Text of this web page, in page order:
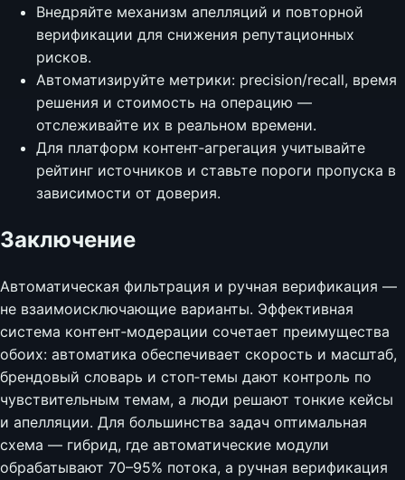
Внедряйте механизм апелляций и повторной
верификации для снижения репутационных
рисков.
Автоматизируйте метрики: precision/recall, время
решения и стоимость на операцию —
отслеживайте их в реальном времени.
Для платформ контент‑агрегация учитывайте
рейтинг источников и ставьте пороги пропуска в
зависимости от доверия.
Заключение
Автоматическая фильтрация и ручная верификация —
не взаимоисключающие варианты. Эффективная
система контент‑модерации сочетает преимущества
обоих: автоматика обеспечивает скорость и масштаб,
брендовый словарь и стоп‑темы дают контроль по
чувствительным темам, а люди решают тонкие кейсы
и апелляции. Для большинства задач оптимальная
схема — гибрид, где автоматические модули
обрабатывают 70–95% потока, а ручная верификация